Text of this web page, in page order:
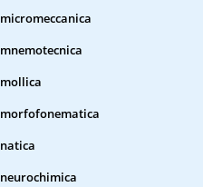
micromeccanica
mnemotecnica
mollica
morfofonematica
natica
neurochimica